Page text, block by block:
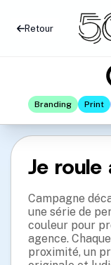
Retour
Branding Print
Je roule
Campagne
une série de
couleur pour
agence.
proximité, un